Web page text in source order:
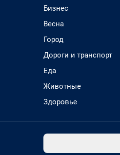
Бизнес
Весна
Город
Дороги и транспорт
Еда
Животные
Здоровье